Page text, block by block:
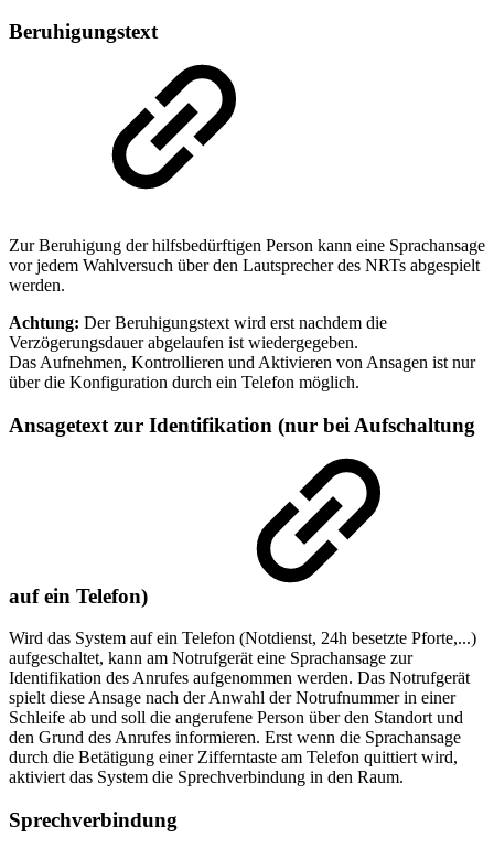
Beruhigungstext
Zur Beruhigung der hilfsbedürftigen Person kann eine Sprachansage
vor jedem Wahlversuch über den Lautsprecher des NRTs abgespielt
werden.
Achtung: Der Beruhigungstext wird erst nachdem die
Verzögerungsdauer abgelaufen ist wiedergegeben.
Das Aufnehmen, Kontrollieren und Aktivieren von Ansagen ist nur
über die Konfiguration durch ein Telefon möglich.
Ansagetext zur Identifikation (nur bei Aufschaltung
auf ein Telefon)
Wird das System auf ein Telefon (Notdienst, 24h besetzte Pforte,...)
aufgeschaltet, kann am Notrufgerät eine Sprachansage zur
Identifikation des Anrufes aufgenommen werden. Das Notrufgerät
spielt diese Ansage nach der Anwahl der Notrufnummer in einer
Schleife ab und soll die angerufene Person über den Standort und
den Grund des Anrufes informieren. Erst wenn die Sprachansage
durch die Betätigung einer Zifferntaste am Telefon quittiert wird,
aktiviert das System die Sprechverbindung in den Raum.
Sprechverbindung